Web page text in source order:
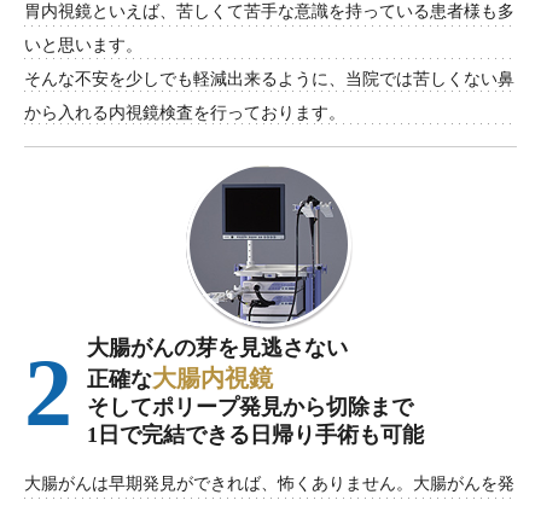
胃内視鏡といえば、苦しくて苦手な意識を持っている患者様も多
いと思います。
そんな不安を少しでも軽減出来るように、当院では苦しくない鼻
から入れる内視鏡検査を行っております。
2
大腸がんの芽を見逃さない
正確な大腸内視鏡
そしてポリープ発見から切除まで
1日で完結できる日帰り手術も可能
大腸がんは早期発見ができれば、怖くありません。大腸がんを発